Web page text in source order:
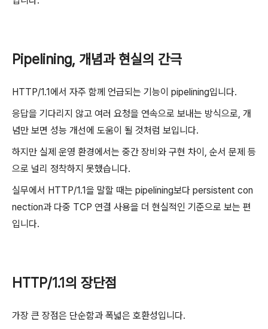
Pipelining, 개념과 현실의 간극
HTTP/1.1에서 자주 함께 언급되는 기능이 pipelining입니다.
응답을 기다리지 않고 여러 요청을 연속으로 보내는 방식으로, 개
념만 보면 성능 개선에 도움이 될 것처럼 보입니다.
하지만 실제 운영 환경에서는 중간 장비와 구현 차이, 순서 문제 등
으로 널리 정착하지 못했습니다.
실무에서 HTTP/1.1을 말할 때는 pipelining보다 persistent con
nection과 다중 TCP 연결 사용을 더 현실적인 기준으로 보는 편
입니다.
HTTP/1.1의 장단점
가장 큰 장점은 단순함과 폭넓은 호환성입니다.